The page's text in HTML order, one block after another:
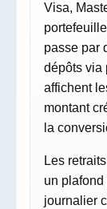
Visa,
passe par
dépôts via
affichent
montant
la
Les
un plafond
journalier